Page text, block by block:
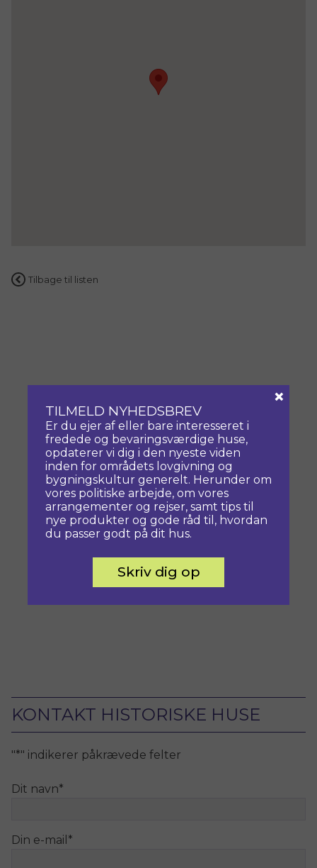
Tilbage til listen
KONTAKT HISTORISKE HUSE
"*" indikerer påkrævede felter
Dit navn*
Din e-mail *
TILMELD NYHEDSBREV
Er du ejer af eller bare interesseret i
fredede og bevaringsværdige huse,
opdaterer vi dig i den nyeste viden
inden for områdets lovgivning og
bygningskultur generelt. Herunder om
vores politiske arbejde, om vores
arrangementer og rejser, samt tips til
nye produkter og gode råd til, hvordan
du passer godt på dit hus.
Skriv dig op
×